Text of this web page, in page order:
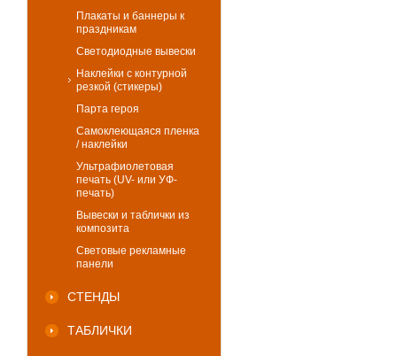
Плакаты и баннеры к
праздникам
Светодиодные вывески
Наклейки с контурной
резкой (стикеры)
Парта героя
Самоклеющаяся пленка
/ наклейки
Ультрафиолетовая
печать (UV- или УФ-
печать)
Вывески и таблички из
композита
Световые рекламные
панели
СТЕНДЫ
ТАБЛИЧКИ